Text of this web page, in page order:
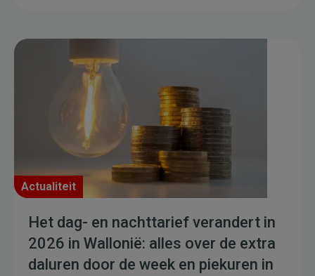
Actualiteit
Het dag- en nachttarief verandert in
2026 in Wallonië: alles over de extra
daluren door de week en piekuren in